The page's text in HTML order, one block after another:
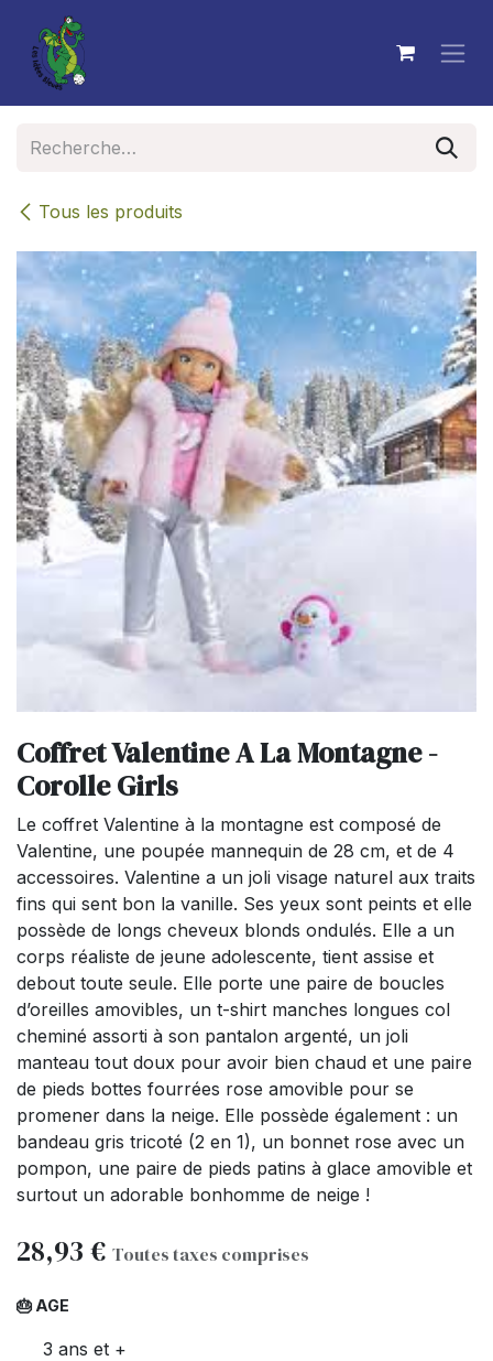
Se rendre au contenu
Tous les produits
Coffret Valentine A La Montagne -
Corolle Girls
Le coffret Valentine à la montagne est composé de
Valentine, une poupée mannequin de 28 cm, et de 4
accessoires. Valentine a un joli visage naturel aux traits
fins qui sent bon la vanille. Ses yeux sont peints et elle
possède de longs cheveux blonds ondulés. Elle a un
corps réaliste de jeune adolescente, tient assise et
debout toute seule. Elle porte une paire de boucles
d’oreilles amovibles, un t-shirt manches longues col
cheminé assorti à son pantalon argenté, un joli
manteau tout doux pour avoir bien chaud et une paire
de pieds bottes fourrées rose amovible pour se
promener dans la neige. Elle possède également : un
bandeau gris tricoté (2 en 1), un bonnet rose avec un
pompon, une paire de pieds patins à glace amovible et
surtout un adorable bonhomme de neige !
28,93 € Toutes taxes comprises
🎂 AGE
3 ans et +